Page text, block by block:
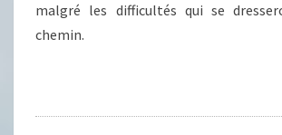
malgré les difficultés qui se
chemin.